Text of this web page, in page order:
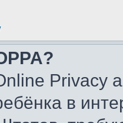
Privacy
в